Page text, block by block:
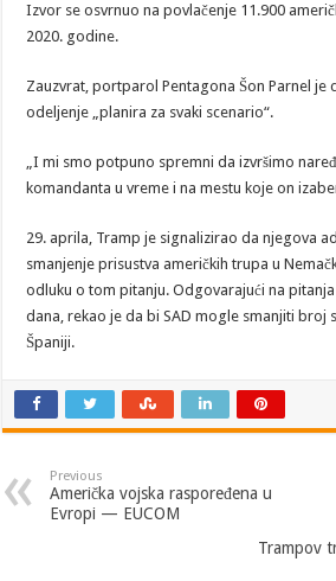
Izvor se osvrnuo na povlačenje 11.900
2020. godine.
Zauzvrat, portparol Pentagona Šon Parnel je
odeljenje „planira za svaki scenario“.
„I mi smo potpuno spremni da izvršimo
komandanta u vreme i na mestu koje on
29. aprila, Tramp je signalizirao da njegova
smanjenje prisustva američkih trupa u
odluku o tom pitanju. Odgovarajući na
dana, rekao je da bi SAD mogle smanjiti broj
Španiji.
Previous
Američka vojska raspoređena u
Evropi — EUCOM
Trampov